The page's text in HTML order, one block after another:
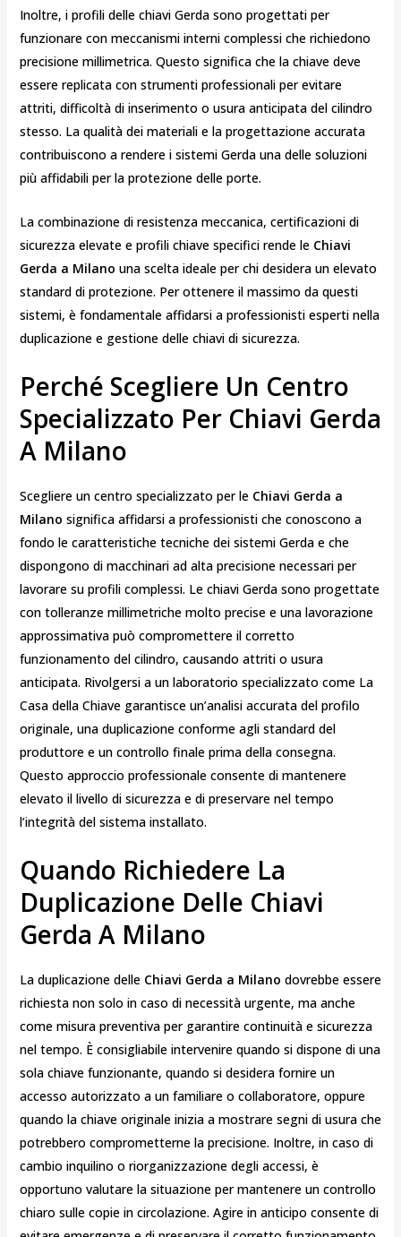
Inoltre, i profili delle chiavi Gerda sono progettati per
funzionare con meccanismi interni complessi che richiedono
precisione millimetrica. Questo significa che la chiave deve
essere replicata con strumenti professionali per evitare
attriti, difficoltà di inserimento o usura anticipata del cilindro
stesso. La qualità dei materiali e la progettazione accurata
contribuiscono a rendere i sistemi Gerda una delle soluzioni
più affidabili per la protezione delle porte.
La combinazione di resistenza meccanica, certificazioni di
sicurezza elevate e profili chiave specifici rende le Chiavi
Gerda a Milano una scelta ideale per chi desidera un elevato
standard di protezione. Per ottenere il massimo da questi
sistemi, è fondamentale affidarsi a professionisti esperti nella
duplicazione e gestione delle chiavi di sicurezza.
Perché Scegliere Un Centro
Specializzato Per Chiavi Gerda
A Milano
Scegliere un centro specializzato per le Chiavi Gerda a
Milano significa affidarsi a professionisti che conoscono a
fondo le caratteristiche tecniche dei sistemi Gerda e che
dispongono di macchinari ad alta precisione necessari per
lavorare su profili complessi. Le chiavi Gerda sono progettate
con tolleranze millimetriche molto precise e una lavorazione
approssimativa può compromettere il corretto
funzionamento del cilindro, causando attriti o usura
anticipata. Rivolgersi a un laboratorio specializzato come La
Casa della Chiave garantisce un’analisi accurata del profilo
originale, una duplicazione conforme agli standard del
produttore e un controllo finale prima della consegna.
Questo approccio professionale consente di mantenere
elevato il livello di sicurezza e di preservare nel tempo
l’integrità del sistema installato.
Quando Richiedere La
Duplicazione Delle Chiavi
Gerda A Milano
La duplicazione delle Chiavi Gerda a Milano dovrebbe essere
richiesta non solo in caso di necessità urgente, ma anche
come misura preventiva per garantire continuità e sicurezza
nel tempo. È consigliabile intervenire quando si dispone di una
sola chiave funzionante, quando si desidera fornire un
accesso autorizzato a un familiare o collaboratore, oppure
quando la chiave originale inizia a mostrare segni di usura che
potrebbero comprometterne la precisione. Inoltre, in caso di
cambio inquilino o riorganizzazione degli accessi, è
opportuno valutare la situazione per mantenere un controllo
chiaro sulle copie in circolazione. Agire in anticipo consente di